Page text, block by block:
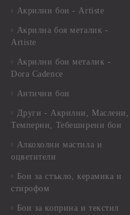
Акрилни бои - Artiste
Акрилна боя металик -
Artiste
Акрилни бои металик -
Dora Cadence
Антични бои
Други - Акрилни, Маслени,
Темперни, Тебеширени бои
Алкохолни мастила и
оцветители
Бои за стъкло, керамика и
стирофом
Бои за коприна и текстил